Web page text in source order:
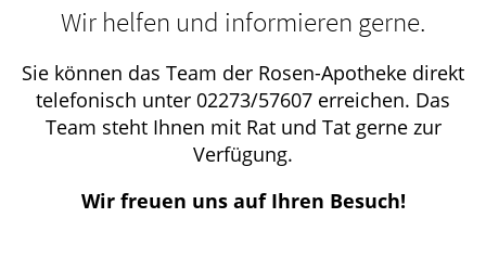
Wir helfen und informieren gerne.
Sie können das Team der Rosen-Apotheke direkt
telefonisch unter 02273/57607 erreichen. Das
Team steht Ihnen mit Rat und Tat gerne zur
Verfügung.
Wir freuen uns auf Ihren Besuch!